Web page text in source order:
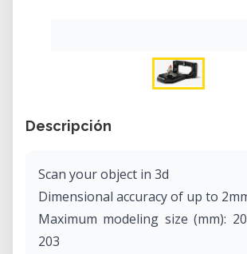
Descripción
Scan your object in 3d
Dimensional accuracy of up to
Maximum modeling size (mm):
203